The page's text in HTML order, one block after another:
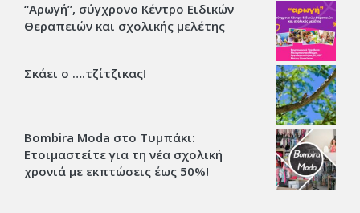
“Αρωγή”, σύγχρονο Κέντρο Ειδικών
Θεραπειών και σχολικής μελέτης
Σκάει ο ….τζίτζικας!
Bombira Moda στο Τυμπάκι:
Ετοιμαστείτε για τη νέα σχολική
χρονιά με εκπτώσεις έως 50%!